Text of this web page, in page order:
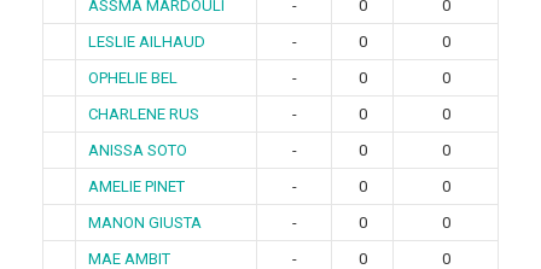
ASSMA MARDOULI
- 0
0
LESLIE AILHAUD
- 0
0
OPHELIE BEL
- 0
0
CHARLENE RUS
- 0
0
ANISSA SOTO
- 0
0
AMELIE PINET
- 0
0
MANON GIUSTA
- 0
0
MAE AMBIT
- 0
0